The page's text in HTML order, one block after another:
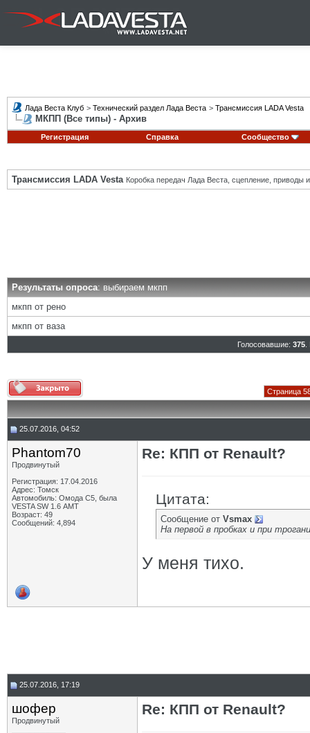
Лада Веста Клуб > Технический раздел Лада Веста > Трансмиссия LADA Vesta
МКПП (Все типы) - Архив
Регистрация Справка Сообщество
Трансмиссия LADA Vesta Коробка передач Лада Веста, сцепление, приводы и
Результаты опроса: выбираем мкпп
мкпп от рено
мкпп от ваза
Голосовавшие: 375.
Страница
25.07.2016, 04:52
Phantom70
Продвинутый
Регистрация: 17.04.2016
Адрес: Томск
Автомобиль: Омода С5, была
VESTA SW 1.6 АМТ
Возраст: 49
Сообщений: 4,894
Re: КПП от Renault?
Цитата:
Сообщение от Vsmax
На первой в пробках и при
У меня тихо.
25.07.2016, 17:19
шофер
Продвинутый
Re: КПП от Renault?